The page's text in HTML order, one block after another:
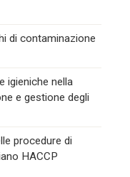
di contaminazione
igieniche nella
e gestione degli
procedure di
HACCP